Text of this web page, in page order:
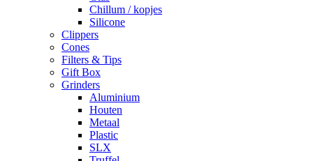
Chillum / kopjes
Silicone
Clippers
Cones
Filters & Tips
Gift Box
Grinders
Aluminium
Houten
Metaal
Plastic
SLX